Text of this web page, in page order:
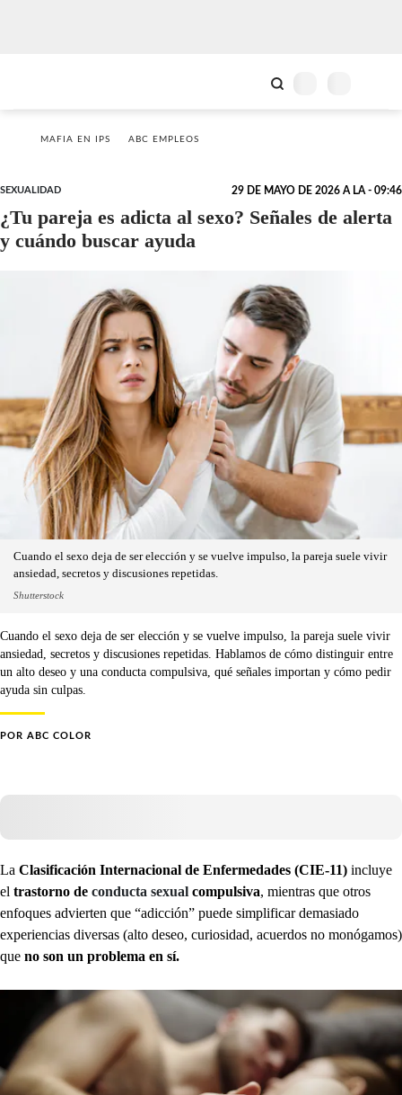
MAFIA EN IPS ABC EMPLEOS
SEXUALIDAD 29 DE MAYO DE 2026 A LA - 09:46
¿Tu pareja es adicta al sexo? Señales de alerta
y cuándo buscar ayuda
Cuando el sexo deja de ser elección y se vuelve impulso, la pareja suele vivir
ansiedad, secretos y discusiones repetidas.
Shutterstock
Cuando el sexo deja de ser elección y se vuelve impulso, la pareja suele vivir
ansiedad, secretos y discusiones repetidas. Hablamos de cómo distinguir entre
un alto deseo y una conducta compulsiva, qué señales importan y cómo pedir
ayuda sin culpas.
POR ABC COLOR
La Clasificación Internacional de Enfermedades (CIE-11) incluye
el trastorno de conducta sexual compulsiva, mientras que otros
enfoques advierten que “adicción” puede simplificar demasiado
experiencias diversas (alto deseo, curiosidad, acuerdos no monógamos)
que no son un problema en sí.